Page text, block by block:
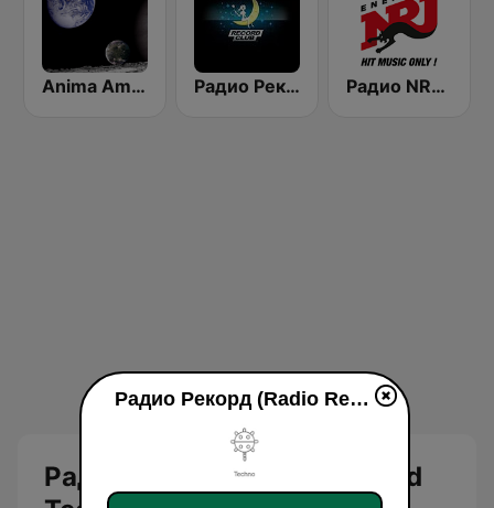
Anima Amoris - Techno Радио Рекорд Club (Radio Record Club) Радио NRJ Progressive House
Радио Рекорд (Radio Record
Радио Рекорд (Radio Record Techno) en ligne